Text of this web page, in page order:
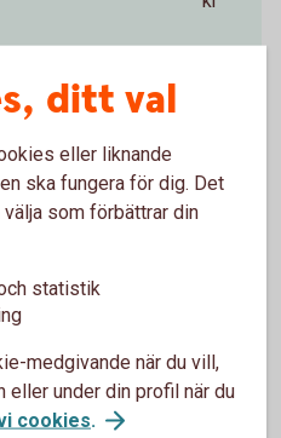
%
om 10 år
kr
+52 019 kr.
månadsspara
ditt val
eller liknande
ska fungera för dig. Det
som förbättrar din
statistik
medgivande när du vill,
eller under din profil när du
cookies.